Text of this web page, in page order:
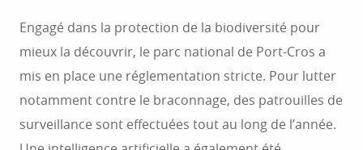
Engagé dans la protection de la biodiversité pour
mieux la découvrir, le parc national de Port-Cros a
mis en place une réglementation stricte. Pour lutter
notamment contre le braconnage, des patrouilles de
surveillance sont effectuées tout au long de l’année.